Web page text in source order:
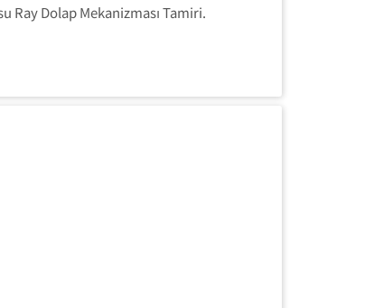
Ray Dolap Mekanizması Tamiri.